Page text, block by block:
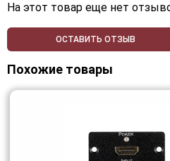
На этот товар еще нет
ОСТАВИТЬ ОТЗЫВ
Похожие товары